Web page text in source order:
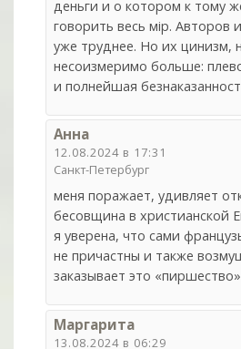
деньги и о котором к тому
говорить весь мiр. Авторов
уже труднее. Но их цинизм,
несоизмеримо больше:
и полнейшая
Анна
12.08.2024 в 17:31
Санкт-Петербург
меня поражает, удивляет
бесовщина в христианской
я уверена, что сами
не причастны и также
заказывает это
Маргарита
13.08.2024 в 06:29